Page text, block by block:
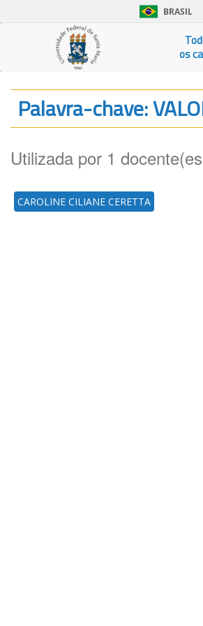
BRASIL
os
Palavra-chave:
Utilizada por 1
CAROLINE CILIANE CERETTA